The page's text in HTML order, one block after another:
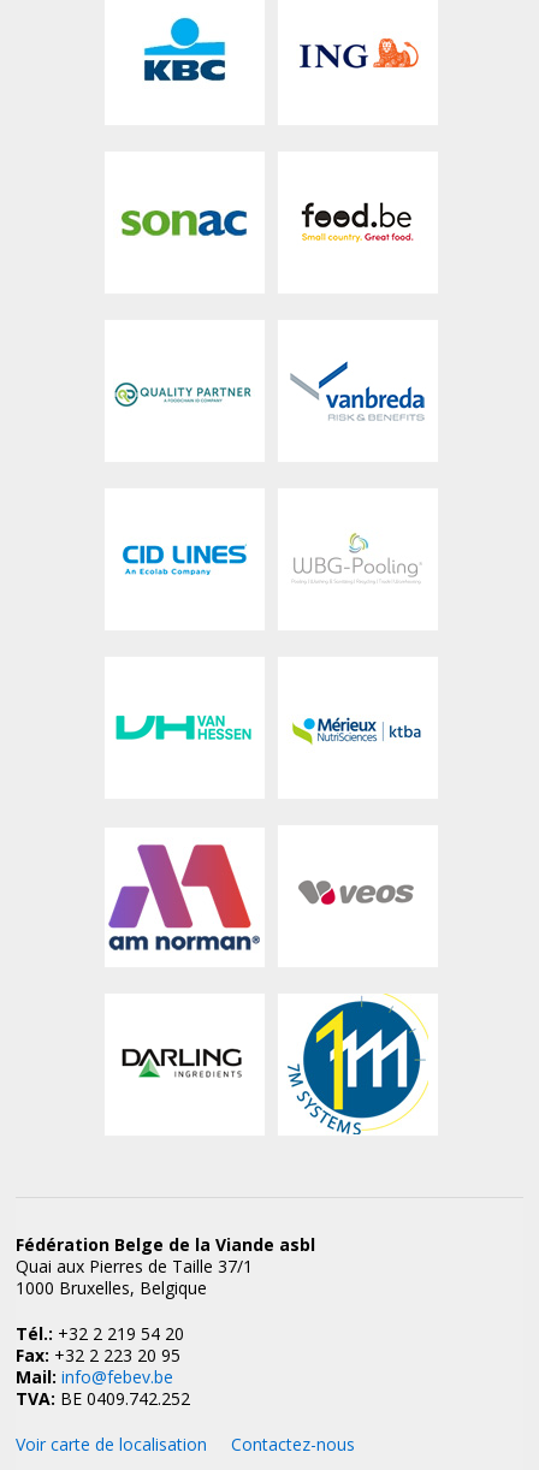
Fédération Belge de la Viande asbl
Quai aux Pierres de Taille 37/1
1000 Bruxelles, Belgique
Tél.: +32 2 219 54 20
Fax: +32 2 223 20 95
Mail: info@febev.be
TVA: BE 0409.742.252
Voir carte de localisation
Contactez-nous